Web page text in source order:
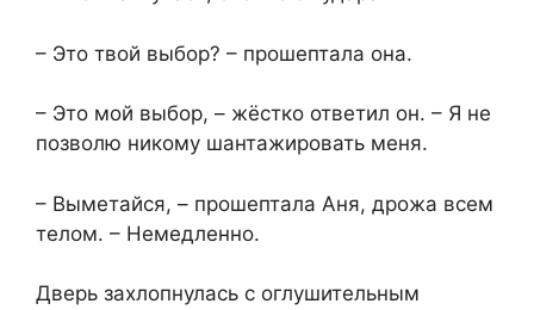
– Это твой выбор? – прошептала она.
– Это мой выбор, – жёстко ответил он. – Я не
позволю никому шантажировать меня.
– Выметайся, – прошептала Аня, дрожа всем
телом. – Немедленно.
Дверь захлопнулась с оглушительным